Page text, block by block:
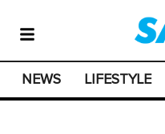
NEWS LIFESTYLE